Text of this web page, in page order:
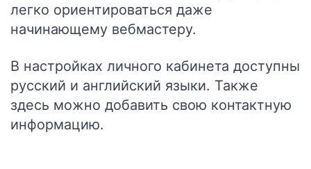
легко ориентироваться даже
начинающему вебмастеру.
В настройках личного кабинета доступны
русский и английский языки. Также
здесь можно добавить свою контактную
информацию.